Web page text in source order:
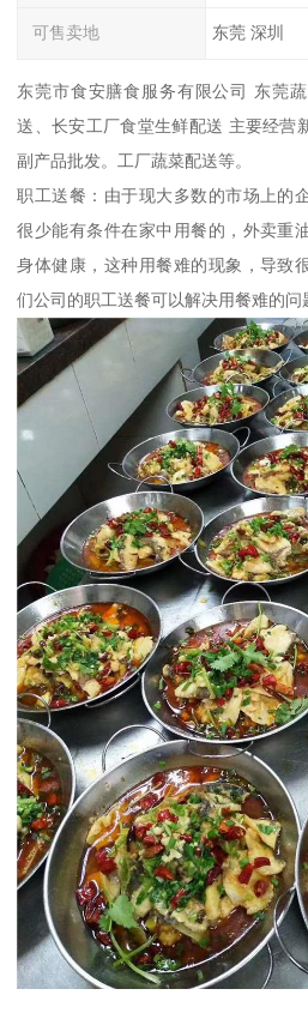
可售卖地 东莞 深圳
东莞市食安膳食服务有限公司 东莞
送、长安工厂食堂生鲜配送 主要经营
副产品批发。工厂蔬菜配送等。
职工送餐：由于现大多数的市场上的
很少能有条件在家中用餐的，外卖重
身体健康，这种用餐难的现象，导致
们公司的职工送餐可以解决用餐难的问